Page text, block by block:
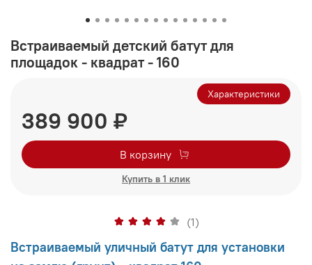
Встраиваемый детский батут для
площадок - квадрат - 160
389 900 ₽
В корзину
Купить в 1 клик
Характеристики
(1)
Встраиваемый уличный батут для установки